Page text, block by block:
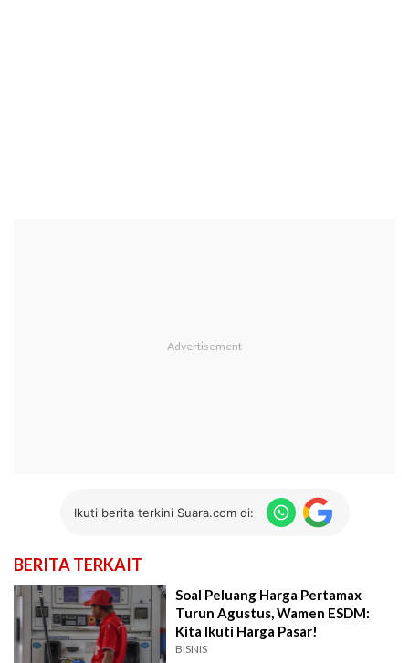
Ikuti berita terkini Suara.com di:
BERITA TERKAIT
Soal Peluang Harga Pertamax
Turun Agustus, Wamen ESDM:
Kita Ikuti Harga Pasar!
BISNIS